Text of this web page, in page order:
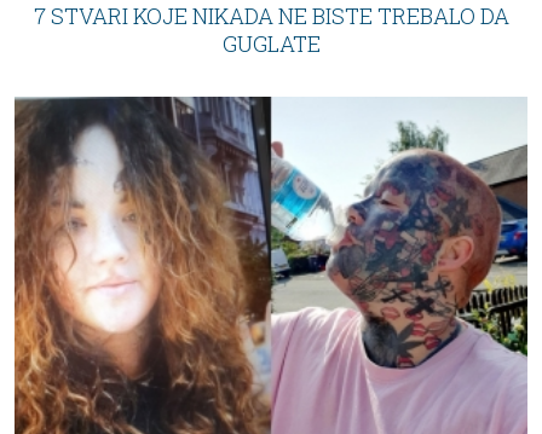
7 STVARI KOJE NIKADA NE BISTE TREBALO DA
GUGLATE